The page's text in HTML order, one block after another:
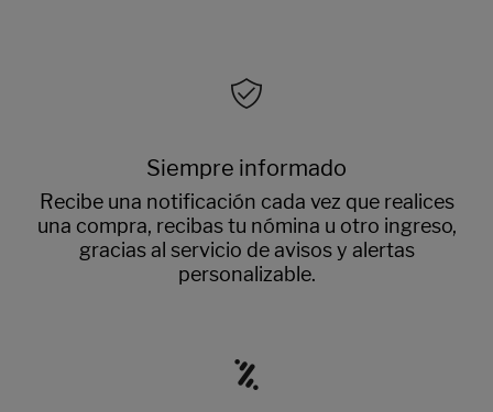
Siempre informado
Recibe una notificación cada vez que realices
una compra, recibas tu nómina u otro ingreso,
gracias al servicio de avisos y alertas
personalizable.